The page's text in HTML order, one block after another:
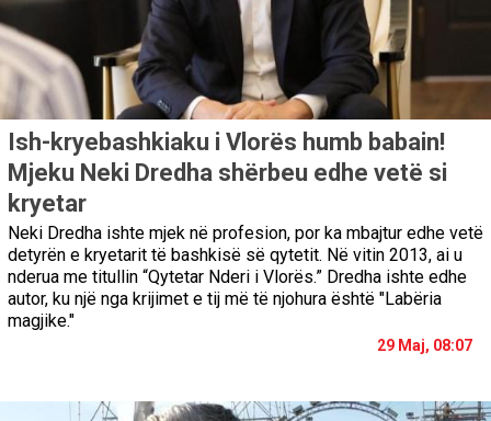
Ish-kryebashkiaku i Vlorës humb babain!
Mjeku Neki Dredha shërbeu edhe vetë si
kryetar
Neki Dredha ishte mjek në profesion, por ka mbajtur edhe vetë
detyrën e kryetarit të bashkisë së qytetit. Në vitin 2013, ai u
nderua me titullin “Qytetar Nderi i Vlorës.” Dredha ishte edhe
autor, ku një nga krijimet e tij më të njohura është "Labëria
magjike."
29 Maj, 08:07